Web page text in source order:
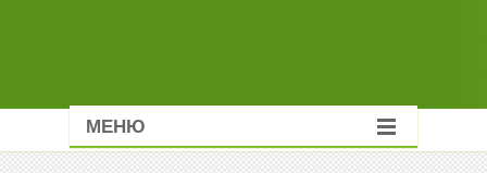
МЕНЮ